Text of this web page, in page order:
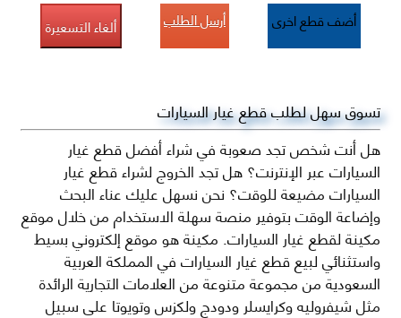
أضف قطع اخرى أرسل الطلب ألغاء التسعيرة
تسوق سهل لطلب قطع غيار السيارات
هل أنت شخص تجد صعوبة في شراء أفضل قطع غيار
السيارات عبر الإنترنت؟ هل تجد الخروج لشراء قطع غيار
السيارات مضيعة للوقت؟ نحن نسهل عليك عناء البحث
وإضاعة الوقت بتوفير منصة سهلة الاستخدام من خلال موقع
مكينة لقطع غيار السيارات. مكينة هو موقع إلكتروني بسيط
واستثنائي لبيع قطع غيار السيارات في المملكة العربية
السعودية من مجموعة متنوعة من العلامات التجارية الرائدة
مثل شيفروليه وكرايسلر ودودج ولكزس وتويوتا على سبيل